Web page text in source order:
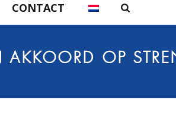
CONTACT
AKKOORD OP